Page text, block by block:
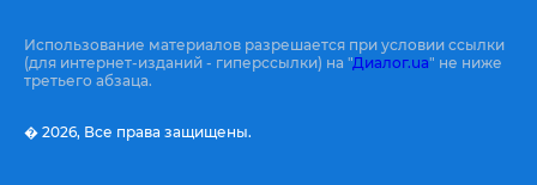
Использование материалов разрешается при условии ссылки
(для интернет-изданий - гиперссылки) на "Диалог.ua" не ниже
третьего абзаца.
� 2026, Все права защищены.